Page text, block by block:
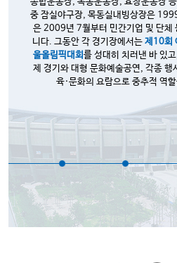
중 잠실야구장, 목동실내빙상장은
은 2009년 7월부터 민간기업 및 단체
니다. 그동안 각 경기장에서는 제10회
울올림픽대회를 성대히 치러낸 바 있
제 경기와 대형 문화예술공연, 각종 행
육·문화의 요람으로 중추적 역